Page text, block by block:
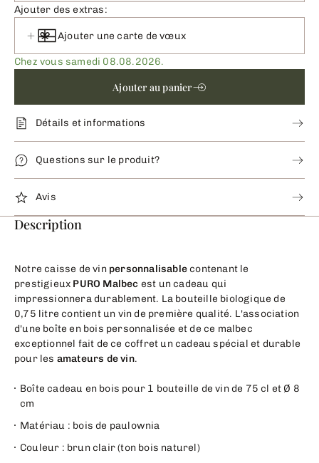
Ajouter des extras:
Ajouter une carte de vœux
Chez vous samedi 08.08.2026.
Ajouter au panier
Détails et informations
Questions sur le produit?
Avis
Description
Notre caisse de vin personnalisablecontenant le
prestigieux PURO Malbec est un cadeau qui
impressionnera durablement. La bouteille biologique de
0,75 litre contient un vin de première qualité. L'association
d'une boîte en bois personnalisée et de ce malbec
exceptionnel fait de ce coffret un cadeau spécial et durable
pour les amateurs de vin.
Boîte cadeau en bois pour 1 bouteille de vin de 75 cl et Ø 8
cm
Matériau : bois de paulownia
Couleur : brun clair (ton bois naturel)